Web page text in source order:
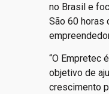
no Brasil e
São 60 horas
“O Empretec
objetivo de
crescimento